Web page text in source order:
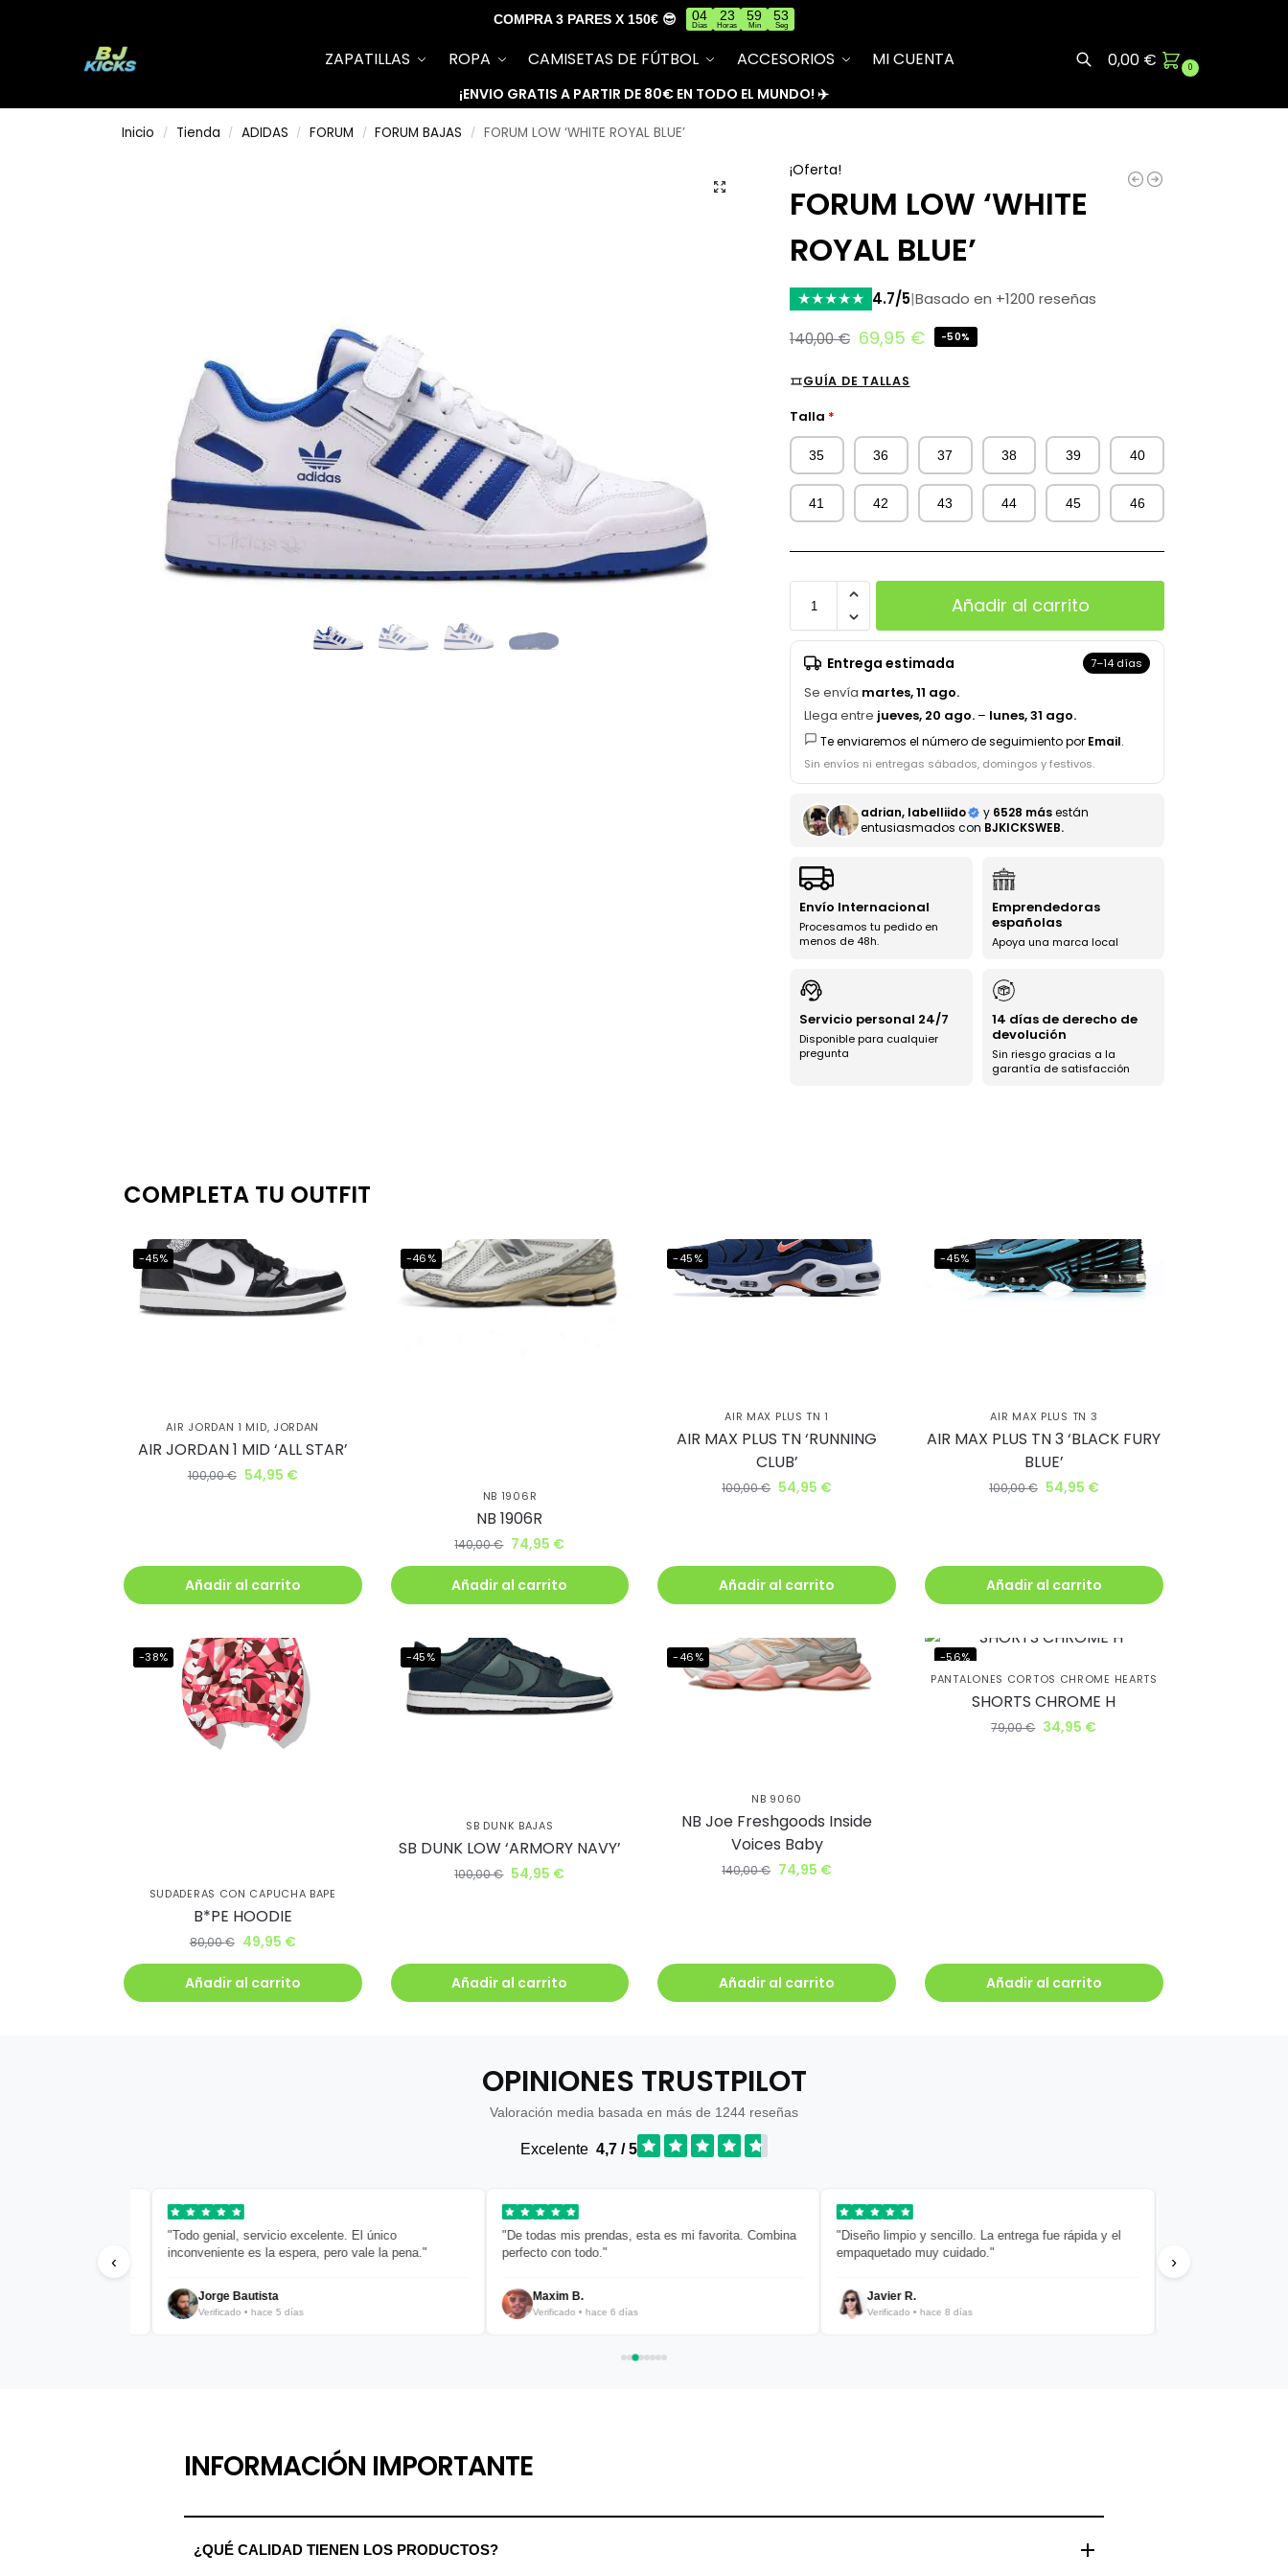
COMPRA 3 PARES X 150€ 😎 04
Días
23
Horas
59
Min
53
Seg
ZAPATILLAS ROPA CAMISETAS DE FÚTBOL ACCESORIOS MI CUENTA 0,00 € 0
¡ENVIO GRATIS A PARTIR DE 80€ EN TODO EL MUNDO! ✈️
Inicio / Tienda / ADIDAS / FORUM / FORUM BAJAS / FORUM LOW ‘WHITE ROYAL BLUE’
¡Oferta!
FORUM LOW ‘WHITE
ROYAL BLUE’
★★★★★ 4.7/5|Basado en +1200 reseñas
140,00€ 69,95 € -50%
GUÍA DE TALLAS
Talla *
35 36 37 38 39 40
41 42 43 44 45 46
Añadir al carrito
Entrega estimada 7–14 días
Se envía martes, 11 ago.
Llega entre jueves, 20 ago. – lunes, 31 ago.
Te enviaremos el número de seguimiento por Email.
Sin envíos ni entregas sábados, domingos y festivos.
adrian, labelliido y 6528 másestán
entusiasmados con BJKICKSWEB.
Envío Internacional
Procesamos tu pedido en
menos de 48h.
Emprendedoras
españolas
Apoya una marca local
Servicio personal 24/7
Disponible para cualquier
pregunta
14 días de derecho de
devolución
Sin riesgo gracias a la
garantía de satisfacción
COMPLETA TU OUTFIT
-45%
AIR JORDAN 1 MID, JORDAN
AIR JORDAN 1 MID ‘ALL STAR’
100,00€ 54,95 €
Añadir al carrito
-46%
NB 1906R
NB 1906R
140,00€ 74,95 €
Añadir al carrito
-45%
AIR MAX PLUS TN 1
AIR MAX PLUS TN ‘RUNNING
CLUB’
100,00€ 54,95 €
Añadir al carrito
-45%
AIR MAX PLUS TN 3
AIR MAX PLUS TN 3 ‘BLACK FURY
BLUE’
100,00€ 54,95 €
Añadir al carrito
-38%
SUDADERAS CON CAPUCHA BAPE
B*PE HOODIE
80,00€ 49,95 €
Añadir al carrito
-45%
SB DUNK BAJAS
SB DUNK LOW ‘ARMORY NAVY’
100,00€ 54,95 €
Añadir al carrito
-46%
NB 9060
NB Joe Freshgoods Inside
Voices Baby
140,00€ 74,95 €
Añadir al carrito
-56%
PANTALONES CORTOS CHROME HEARTS
SHORTS CHROME H
79,00€ 34,95 €
Añadir al carrito
OPINIONES TRUSTPILOT
Valoración media basada en más de 1244 reseñas
Excelente 4,7 / 5
‹
"Todo genial, servicio excelente. El único
inconveniente es la espera, pero vale la pena."
Jorge Bautista
Verificado • hace 5 días
"De todas mis prendas, esta es mi favorita. Combina
perfecto con todo."
Maxim B.
Verificado • hace 6 días
"Diseño limpio y sencillo. La entrega fue rápida y el
empaquetado muy cuidado."
Javier R.
Verificado • hace 8 días
›
INFORMACIÓN IMPORTANTE
¿QUÉ CALIDAD TIENEN LOS PRODUCTOS?
descuento.
antes que nadie
Quiero mi descuento